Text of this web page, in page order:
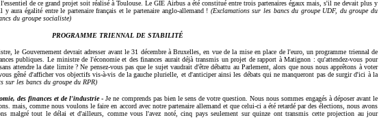
de ce grand projet soit réalisé à Toulouse. Le GIE Airbus a été constitué entre trois partenaires égaux mais, s'il ne devait plus y
aura égalité entre le partenaire français et le partenaire anglo-allemand ! (Exclamations sur les bancs du groupe UDF, du groupe du
du groupe socialiste)
PROGRAMME TRIENNAL DE STABILITÉ
le Gouvernement devrait adresser avant le 31 décembre à Bruxelles, en vue de la mise en place de l'euro, un programme triennal de
publiques. Le ministre de l'économie et des finances aurait déjà transmis un projet de rapport à Matignon : qu'attendez-vous pour
attendre la date limite ? Ne pensez-vous pas que le sujet vaudrait d'être débattu au Parlement, alors que nous nous apprêtons à voter
gêné d'afficher vos objectifs vis-à-vis de la gauche plurielle, et d'anticiper ainsi les débats qui ne manqueront pas de surgir d'ici à la
sur les bancs du groupe du RPR)
des finances et de l'industrie-Je ne comprends pas bien le sens de votre question. Nous nous sommes engagés à déposer avant le
mais, comme nous voulons le faire en accord avec notre partenaire allemand et que celui-ci a été retardé par des élections, nous avons
malgré tout le délai et d'ailleurs, comme vous l'avez noté, cinq pays seulement sur quinze ont transmis cette projection au jour